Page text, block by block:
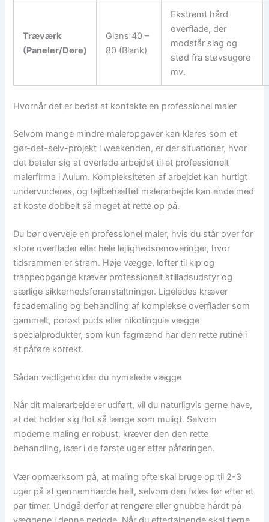
Træværk
(Paneler/Døre)
Glans 40 –
80 (Blank)
Ekstremt hård
overflade, der
modstår slag og
stød fra støvsugere
mv.
Hvornår det er bedst at kontakte en professionel maler
Selvom mange mindre maleropgaver kan klares som et
gør-det-selv-projekt i weekenden, er der situationer, hvor
det betaler sig at overlade arbejdet til et professionelt
malerfirma i Aulum. Kompleksiteten af arbejdet kan hurtigt
undervurderes, og fejlbehæftet malerarbejde kan ende med
at koste dobbelt så meget at rette op på.
Du bør overveje en professionel maler, hvis du står over for
store overflader eller hele lejlighedsrenoveringer, hvor
tidsrammen er stram. Høje vægge, lofter til kip og
trappeopgange kræver professionelt stilladsudstyr og
særlige sikkerhedsforanstaltninger. Ligeledes kræver
facademaling og behandling af komplekse overflader som
gammelt, porøst puds eller nikotingule vægge
specialprodukter, som kun fagmænd har den rette rutine i
at påføre korrekt.
Sådan vedligeholder du nymalede vægge
Når dit malerarbejde er udført, vil du naturligvis gerne have,
at det holder sig flot så længe som muligt. Selvom
moderne maling er robust, kræver den den rette
behandling, især i de første uger efter påføringen.
Vær opmærksom på, at maling ofte skal bruge op til 2-3
uger på at gennemhærde helt, selvom den føles tør efter et
par timer. Undgå derfor at rengøre eller gnubbe hårdt på